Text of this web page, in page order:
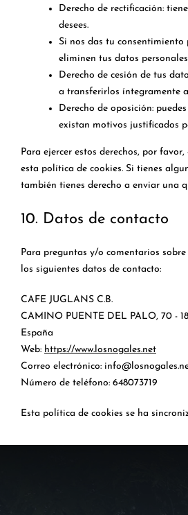
Derecho de rectificación:
desees.
Si nos das tu consentimiento
eliminen tus datos
Derecho de cesión de tus
a transferirlos íntegramente
Derecho de oposición:
existan motivos justificados
Para ejercer estos derechos, por
esta política de cookies. Si tienes
también tienes derecho a enviar una
10. Datos de contacto
Para preguntas y/o comentarios
los siguientes datos de contacto:
CAFE JUGLANS C.B.
CAMINO PUENTE DEL PALO, 70 -
España
Web: https://www.losnogales.net
Correo electrónico: info@
Número de teléfono: 648073719
Esta política de cookies se ha